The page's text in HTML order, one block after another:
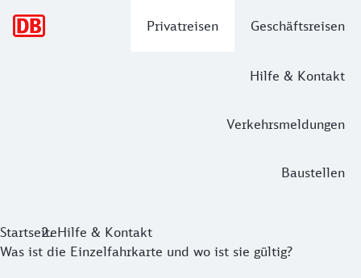
Privatreisen Geschäftsreisen
Hilfe & Kontakt
Verkehrsmeldungen
Baustellen
StartseiteHilfe & Kontakt
Was ist die Einzelfahrkarte und wo ist sie gültig?